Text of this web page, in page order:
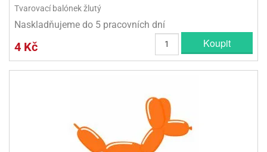
Tvarovací balónek žlutý
Naskladňujeme do 5 pracovních dní
4 Kč Koupit